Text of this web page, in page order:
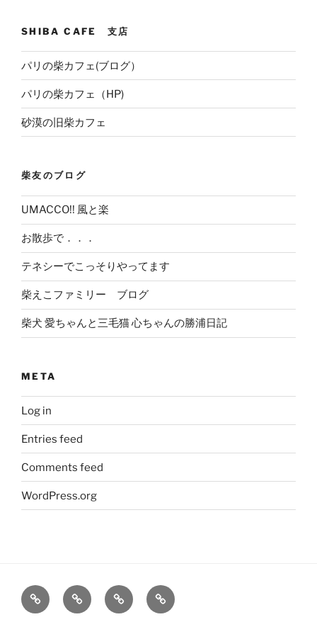
SHIBA CAFE 支店
パリの柴カフェ(ブログ）
パリの柴カフェ（HP)
砂漠の旧柴カフェ
柴友のブログ
UMACCO!! 風と楽
お散歩で．．．
テネシーでこっそりやってます
柴えこファミリー ブログ
柴犬 愛ちゃんと三毛猫 心ちゃんの勝浦日記
META
Log in
Entries feed
Comments feed
WordPress.org
大
輔
姫
の
旅
レ
笑
う